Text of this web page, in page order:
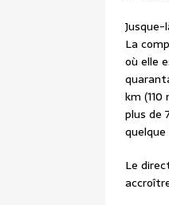
La
où elle
km
plus de
Le